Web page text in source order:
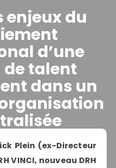
enjeux du
d’une
talent
dans un
DE LECTURE:
6 MINUTES
Plein (ex-Directeur
VINCI, nouveau DRH